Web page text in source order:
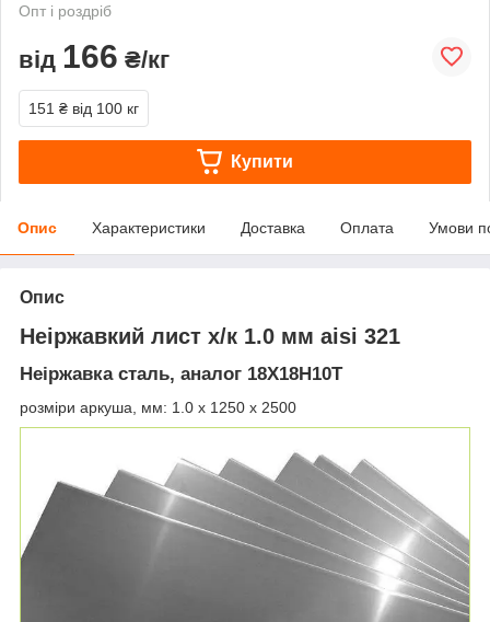
Опт і роздріб
від 166 ₴/кг
151 ₴ від 100 кг
Купити
Опис Характеристики Доставка Оплата Умови
Опис
Неіржавкий лист х/к 1.0 мм aisi 321
Неіржавка сталь, аналог 18Х18Н10Т
розміри аркуша, мм: 1.0 х 1250 х 2500